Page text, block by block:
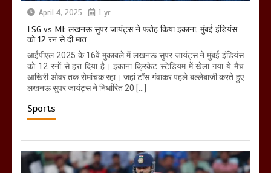
April 4, 2025 1 yr
LSG vs MI: लखनऊ सुपर जायंट्स ने फतेह किया इकाना, मुंबई इंडियंस
को 12 रन से दी मात
आईपीएल 2025 के 16वें मुकाबले में लखनऊ सुपर जायंट्स ने मुंबई इंडियंस
को 12 रनों से हरा दिया है। इकाना क्रिकेट स्टेडियम में खेला गया ये मैच
आखिरी ओवर तक रोमांचक रहा। जहां टॉस गंवाकर पहले बल्लेबाजी करते हुए
लखनऊ सुपर जायंट्स ने निर्धारित 20 […]
Sports